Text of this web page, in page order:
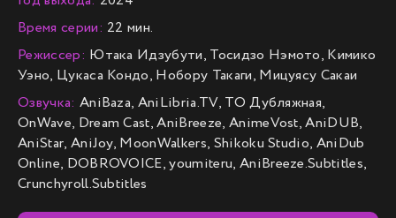
Время серии: 22 мин.
Режиссер: Ютака Идзубути, Тосидзо Нэмото, Кимико
Уэно, Цукаса Кондо, Нобору Такаги, Мицуясу Сакаи
Озвучка: AniBaza, AniLibria.TV, ТО Дубляжная,
OnWave, Dream Cast, AniBreeze, AnimeVost, AniDUB,
AniStar, AniJoy, MoonWalkers, Shikoku Studio, AniDub
Online, DOBROVOICE, youmiteru, AniBreeze.Subtitles,
Crunchyroll.Subtitles